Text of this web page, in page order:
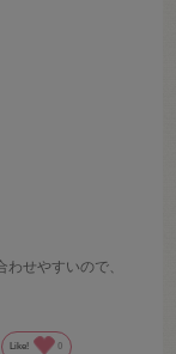
せやすいので、
Like! 0